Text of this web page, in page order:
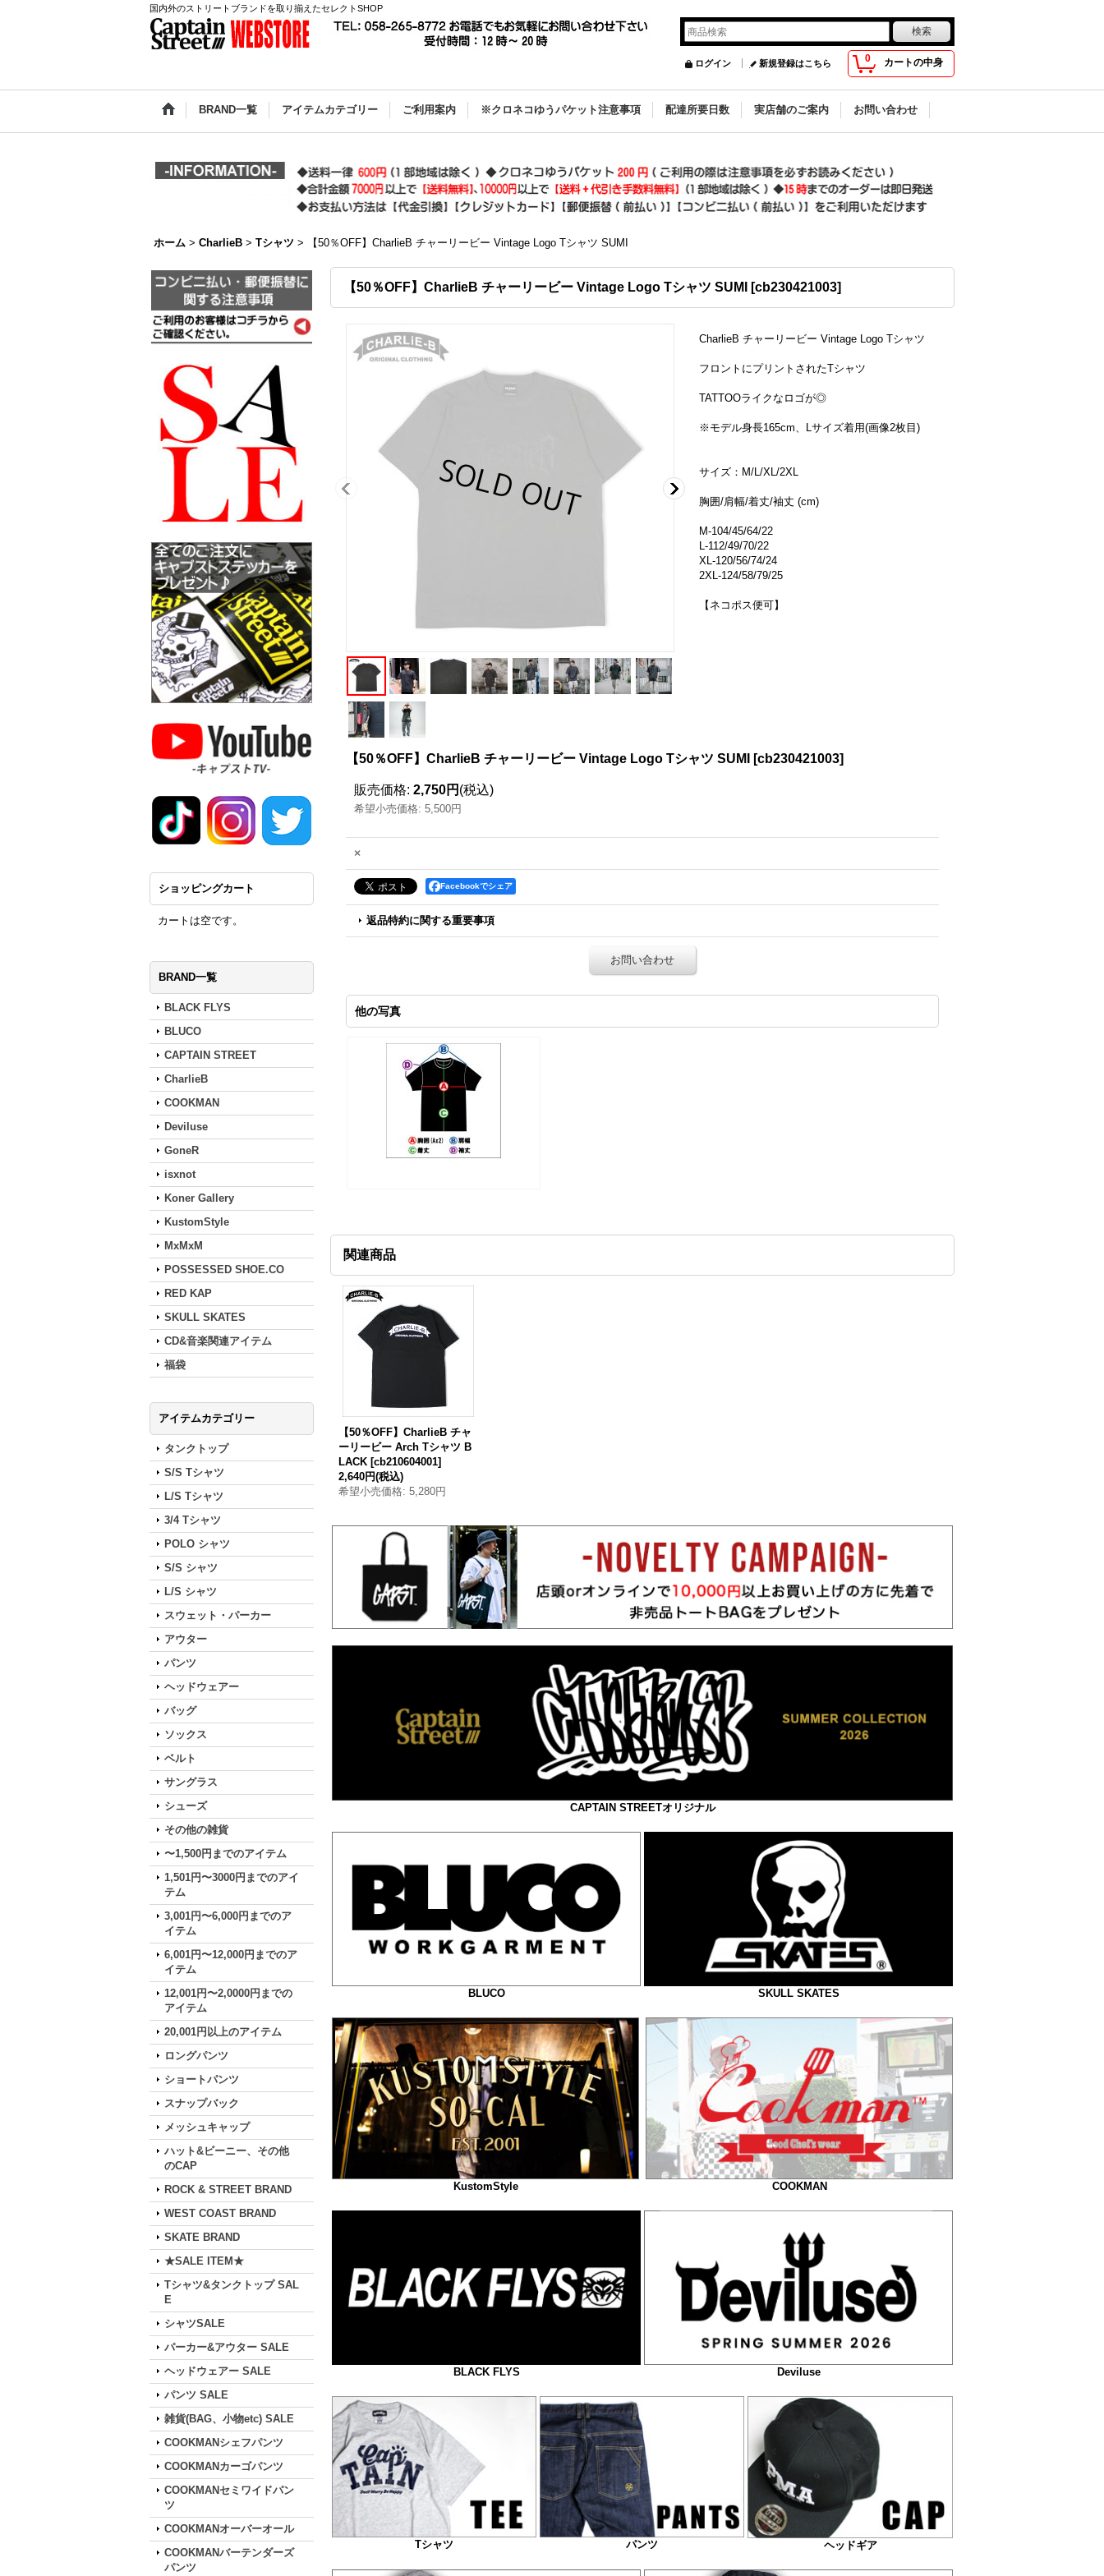
国内外のストリートブランドを取り揃えたセレクトSHOP
0 カートの中身
ログイン 新規登録はこちら
BRAND一覧 アイテムカテゴリー ご利用案内 ※クロネコゆうパケット注意事項 配達所要日数 実店舗のご案内 お問い合わせ
ホーム > CharlieB > Tシャツ > 【50％OFF】CharlieB チャーリービー Vintage Logo Tシャツ SUMI
ショッピングカート
カートは空です。
BRAND一覧
BLACK FLYS
BLUCO
CAPTAIN STREET
CharlieB
COOKMAN
Deviluse
GoneR
isxnot
Koner Gallery
KustomStyle
MxMxM
POSSESSED SHOE.CO
RED KAP
SKULL SKATES
CD&音楽関連アイテム
福袋
アイテムカテゴリー
タンクトップ
S/S Tシャツ
L/S Tシャツ
3/4 Tシャツ
POLO シャツ
S/S シャツ
L/S シャツ
スウェット・パーカー
アウター
パンツ
ヘッドウェアー
バッグ
ソックス
ベルト
サングラス
シューズ
その他の雑貨
〜1,500円までのアイテム
1,501円〜3000円までのアイ
テム
3,001円〜6,000円までのア
イテム
6,001円〜12,000円までのア
イテム
12,001円〜2,0000円までの
アイテム
20,001円以上のアイテム
ロングパンツ
ショートパンツ
スナップバック
メッシュキャップ
ハット&ビーニー、その他
のCAP
ROCK & STREET BRAND
WEST COAST BRAND
SKATE BRAND
★SALE ITEM★
Tシャツ&タンクトップ SAL
E
シャツSALE
パーカー&アウター SALE
ヘッドウェアー SALE
パンツ SALE
雑貨(BAG、小物etc) SALE
COOKMANシェフパンツ
COOKMANカーゴパンツ
COOKMANセミワイドパン
ツ
COOKMANオーバーオール
COOKMANバーテンダーズ
パンツ
【50％OFF】CharlieB チャーリービー Vintage Logo Tシャツ SUMI [cb230421003]
CharlieB チャーリービー Vintage Logo Tシャツ
フロントにプリントされたTシャツ
TATTOOライクなロゴが◎
※モデル身長165cm、Lサイズ着用(画像2枚目)
サイズ：M/L/XL/2XL
胸囲/肩幅/着丈/袖丈 (cm)
M-104/45/64/22
L-112/49/70/22
XL-120/56/74/24
2XL-124/58/79/25
【ネコポス便可】
【50％OFF】CharlieB チャーリービー Vintage Logo Tシャツ SUMI [cb230421003]
販売価格: 2,750円 (税込)
希望小売価格: 5,500円
×
Facebookでシェア
返品特約に関する重要事項
お問い合わせ
他の写真
関連商品
【50％OFF】CharlieB チャ
ーリービー Arch Tシャツ B
LACK [cb210604001]
2,640円(税込)
希望小売価格: 5,280円
CAPTAIN STREETオリジナル
BLUCO SKULL SKATES
KustomStyle COOKMAN
BLACK FLYS Deviluse
Tシャツ パンツ ヘッドギア